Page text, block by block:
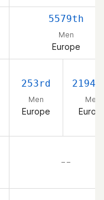
5579th
Men
Europe
253rd
Men
Europe
Men
– –